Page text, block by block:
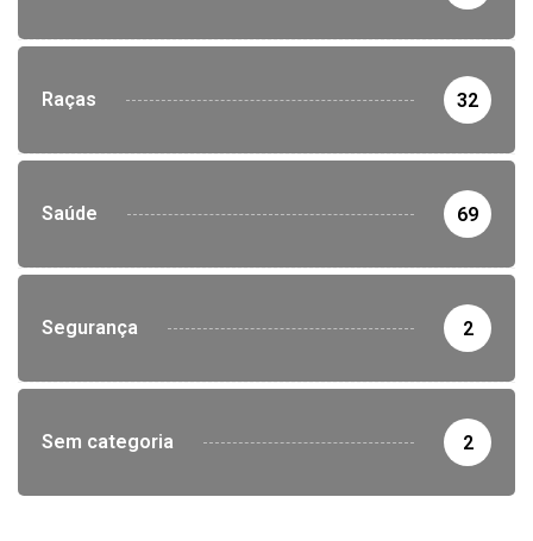
Raças 32
Saúde 69
Segurança 2
Sem categoria 2